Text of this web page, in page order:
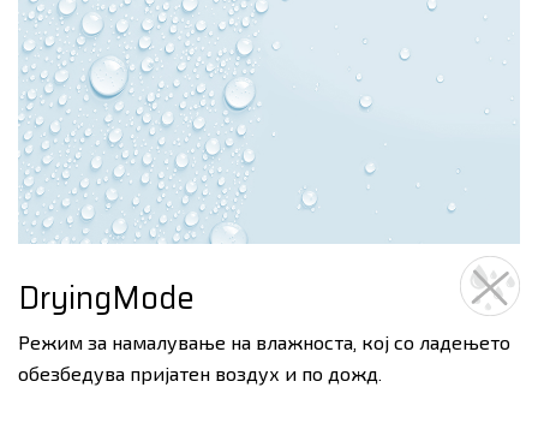
DryingMode
Режим за намалување на влажноста, кој со ладењето
обезбедува пријатен воздух и по дожд.